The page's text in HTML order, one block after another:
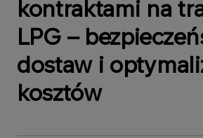
kontraktami na
LPG –
dostaw i
kosztów